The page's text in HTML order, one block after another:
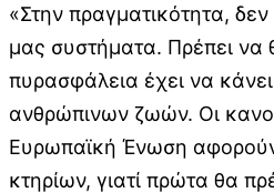
«Στην πραγματικότητα,
μας συστήματα. Πρέπει να
πυρασφάλεια έχει να
ανθρώπινων ζωών. Οι
Ευρωπαϊκή Ένωση αφορούν
κτηρίων, γιατί πρώτα θα